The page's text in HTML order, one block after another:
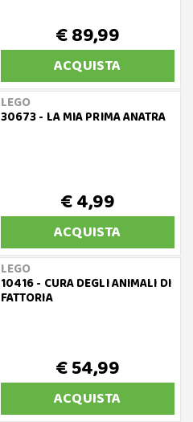
€ 89,99
ACQUISTA
LEGO
30673 - LA MIA PRIMA ANATRA
€ 4,99
ACQUISTA
LEGO
10416 - CURA DEGLI ANIMALI DI
FATTORIA
€ 54,99
ACQUISTA